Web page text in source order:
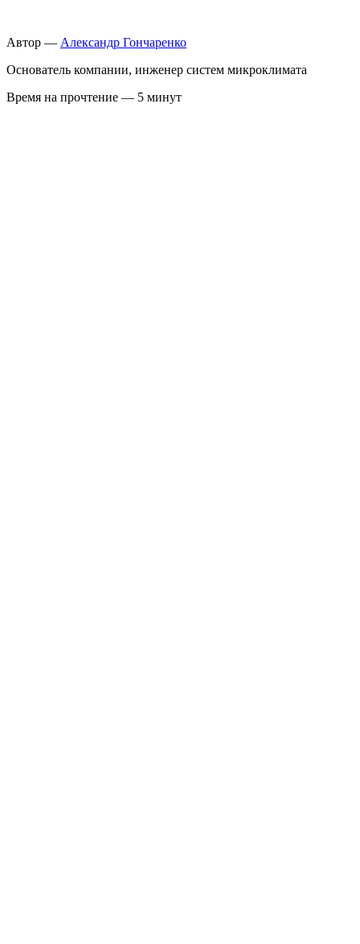
Автор — Александр Гончаренко
Основатель компании, инженер систем микроклимата
Время на прочтение — 5 минут